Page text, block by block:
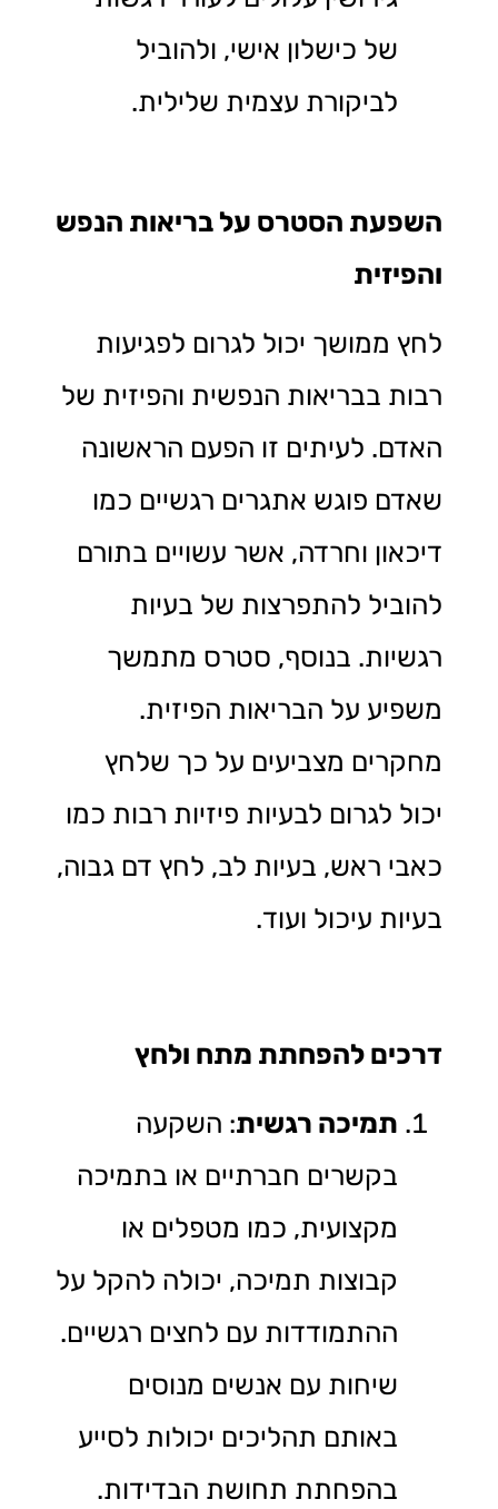
של כישלון אישי, ולהוביל
לביקורת עצמית שלילית.
השפעת הסטרס על בריאות הנפש
והפיזית
לחץ ממושך יכול לגרום לפגיעות
רבות בבריאות הנפשית והפיזית של
האדם. לעיתים זו הפעם הראשונה
שאדם פוגש אתגרים רגשיים כמו
דיכאון וחרדה, אשר עשויים בתורם
להוביל להתפרצות של בעיות
רגשיות. בנוסף, סטרס מתמשך
משפיע על הבריאות הפיזית.
מחקרים מצביעים על כך שלחץ
יכול לגרום לבעיות פיזיות רבות כמו
כאבי ראש, בעיות לב, לחץ דם גבוה,
בעיות עיכול ועוד.
דרכים להפחתת מתח ולחץ
תמיכה רגשית: השקעה
בקשרים חברתיים או בתמיכה
מקצועית, כמו מטפלים או
קבוצות תמיכה, יכולה להקל על
ההתמודדות עם לחצים רגשיים.
שיחות עם אנשים מנוסים
באותם תהליכים יכולות לסייע
בהפחתת תחושת הבדידות.